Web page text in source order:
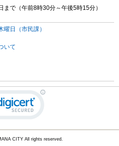
で（午前8時30分～午後5時15分）
日（市民課）
いて
CITY All rights reserved.